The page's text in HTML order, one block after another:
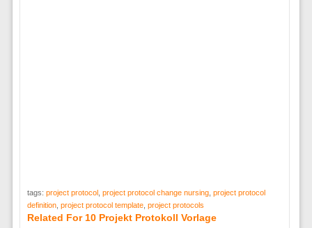
tags: project protocol, project protocol change nursing, project protocol
definition, project protocol template, project protocols
Related For 10 Projekt Protokoll Vorlage